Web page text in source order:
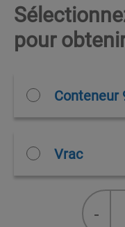
pour
Conteneur
Vrac
-